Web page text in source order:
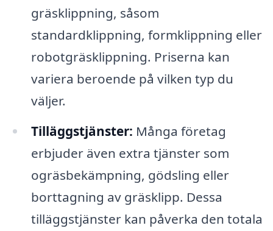
gräsklippning, såsom
standardklippning, formklippning eller
robotgräsklippning. Priserna kan
variera beroende på vilken typ du
väljer.
Tilläggstjänster: Många företag
erbjuder även extra tjänster som
ogräsbekämpning, gödsling eller
borttagning av gräsklipp. Dessa
tilläggstjänster kan påverka den totala